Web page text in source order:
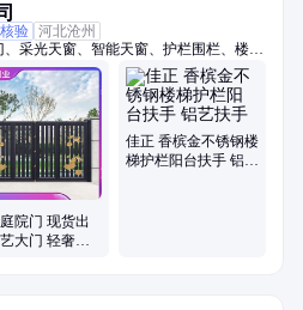
验 河北沧州
采光天窗、智能天窗、护栏围栏、楼梯
艺大门、手动天窗、铝艺护栏、平移天
动、消防排烟窗、阳光房电动、屋顶玻
、电动排烟窗、铝合金电动、阁楼阳光
院门 现货出
大门 轻奢庭
佳正 香槟金不锈钢楼
梯护栏阳台扶手 铝艺